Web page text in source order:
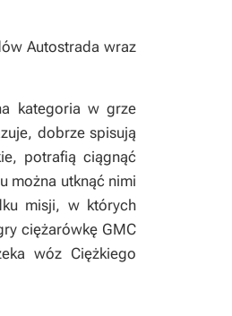
Autostrada wraz
kategoria w grze
dobrze spisują
potrafią ciągnąć
można utknąć nimi
misji, w których
ciężarówkę GMC
wóz Ciężkiego